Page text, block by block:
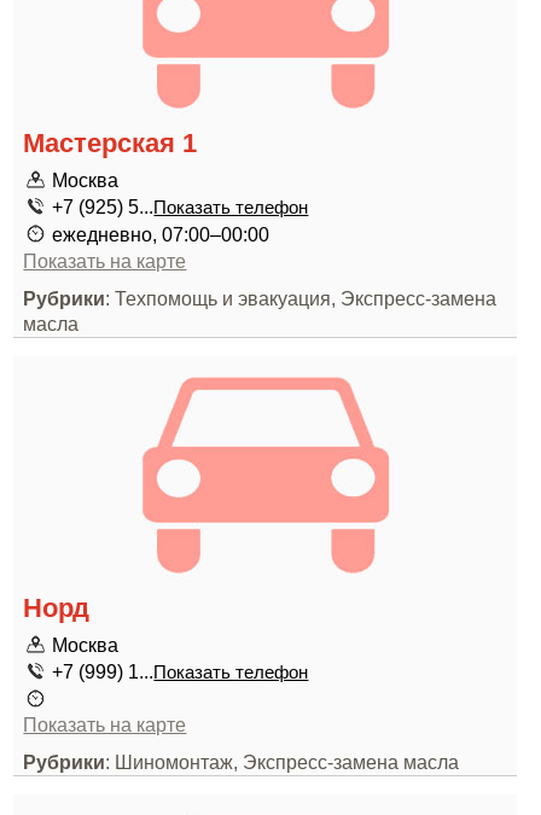
Мастерская 1
Москва
+7 (925) 5...Показать телефон
ежедневно, 07:00–00:00
Показать на карте
Рубрики: Техпомощь и эвакуация, Экспресс-замена
масла
Норд
Москва
+7 (999) 1...Показать телефон
Показать на карте
Рубрики: Шиномонтаж, Экспресс-замена масла